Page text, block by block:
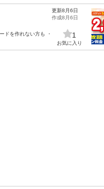
ドを作れない方も ・
更新8月6日
作成8月6日
1
お気に入り